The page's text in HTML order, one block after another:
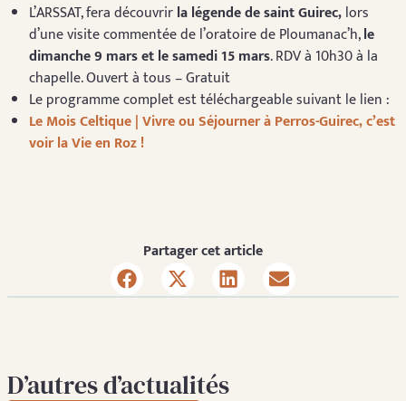
L’ARSSAT, fera découvrirla légende de saint Guirec,lors
d’une visite commentée de l’oratoire de Ploumanac’h,le
dimanche 9 mars et le samedi 15 mars. RDV à 10h30 à la
chapelle. Ouvert à tous – Gratuit
Le programme complet est téléchargeable suivant le lien :
Le Mois Celtique | Vivre ou Séjourner à Perros-Guirec, c’est
voir la Vie en Roz !
Partager cet article
D’autres d’actualités